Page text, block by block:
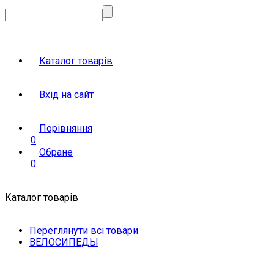
Каталог товарів
Вхід на сайт
Порівняння
0
Обране
0
Каталог товарів
Переглянути всі товари
ВЕЛОСИПЕДЫ